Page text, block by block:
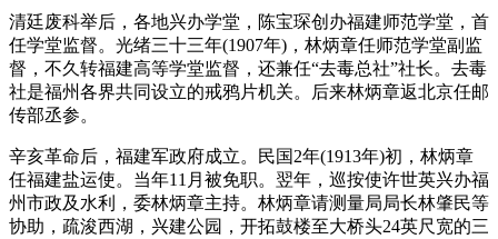
清廷废科举后，各地兴办学堂，陈宝琛创办福建师范学堂，首
任学堂监督。光绪三十三年(1907年)，林炳章任师范学堂副监
督，不久转福建高等学堂监督，还兼任“去毒总社”社长。去毒
社是福州各界共同设立的戒鸦片机关。后来林炳章返北京任邮
传部丞参。
辛亥革命后，福建军政府成立。民国2年(1913年)初，林炳章
任福建盐运使。当年11月被免职。翌年，巡按使许世英兴办福
州市政及水利，委林炳章主持。林炳章请测量局局长林肇民等
协助，疏浚西湖，兴建公园，开拓鼓楼至大桥头24英尺宽的三